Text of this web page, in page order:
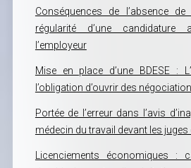
Conséquences de l’absence
régularité d’une
l’employeur
Mise en place d’une BDESE :
l’obligation d’ouvrir des
Portée de l’erreur dans l’avis
médecin du travail devant les
Licenciements économiques :